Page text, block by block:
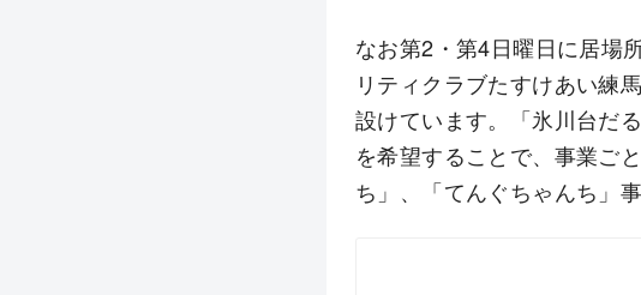
なお第2・第4日曜日に居場
リティクラブたすけあい練
設けています。「氷川台だ
を希望することで、事業ご
ち」、「てんぐちゃんち」